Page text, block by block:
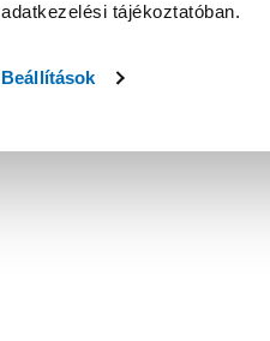
adatkezelési tájékoztatóban.
Beállítások